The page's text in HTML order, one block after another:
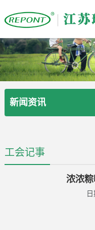
新闻资讯
工会记事
浓浓